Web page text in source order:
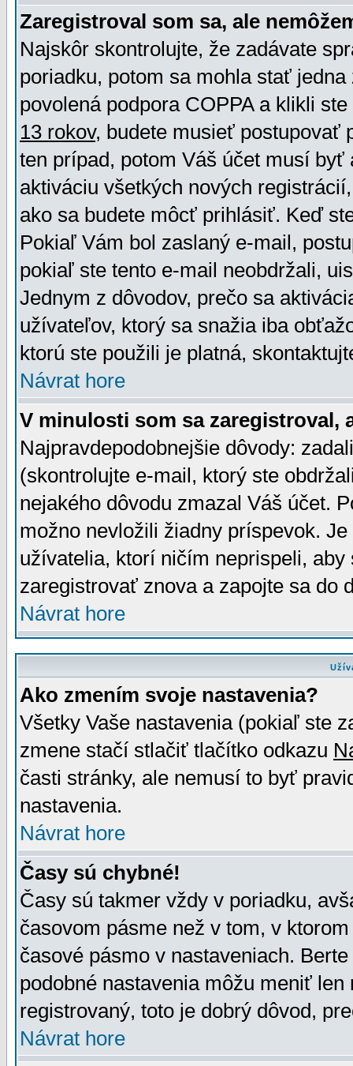
Zaregistroval som sa, ale
Najskôr skontrolujte, že zadávate
poriadku, potom sa mohla stať
povolená podpora COPPA a klikli
13 rokov, budete musieť postupovať
ten prípad, potom Váš účet musí
aktiváciu všetkých nových
ako sa budete môcť prihlásiť. Keď
Pokiaľ Vám bol zaslaný e-mail,
pokiaľ ste tento e-mail neobdržali,
Jednym z dôvodov, prečo sa
užívateľov, ktorý sa snažia iba
ktorú ste použili je platná,
Návrat hore
V minulosti som sa zaregistroval,
Najpravdepodobnejšie dôvody:
(skontrolujte e-mail, ktorý ste
nejakého dôvodu zmazal Váš účet.
možno nevložili žiadny príspevok.
užívatelia, ktorí ničím neprispeli,
zaregistrovať znova a zapojte sa do
Návrat hore
Ako zmením svoje nastavenia?
Všetky Vaše nastavenia (pokiaľ ste
zmene stačí stlačiť tlačítko odkazu
časti stránky, ale nemusí to byť
nastavenia.
Návrat hore
Časy sú chybné!
Časy sú takmer vždy v poriadku,
časovom pásme než v tom, v
časové pásmo v nastaveniach.
podobné nastavenia môžu meniť
registrovaný, toto je dobrý dôvod,
Návrat hore